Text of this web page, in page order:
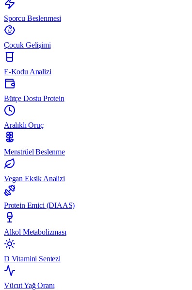
Sporcu Beslenmesi
Çocuk Gelişimi
E-Kodu Analizi
Bütçe Dostu Protein
Aralıklı Oruç
Menstrüel Beslenme
Vegan Eksik Analizi
Protein Emici (DIAAS)
Alkol Metabolizması
D Vitamini Sentezi
Vücut Yağ Oranı